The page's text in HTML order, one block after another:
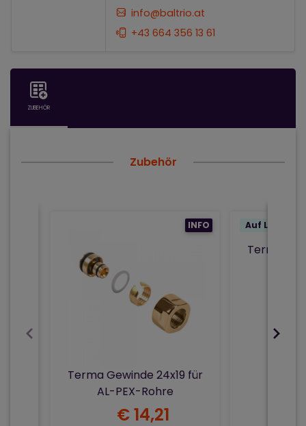
info@baltrio.at
+43 664 356 13 61
ZUBEHÖR
Zubehör
INFO
Terma Gewinde 24x19 für
AL-PEX-Rohre
€ 14,21
Auf Lager 2
Terma